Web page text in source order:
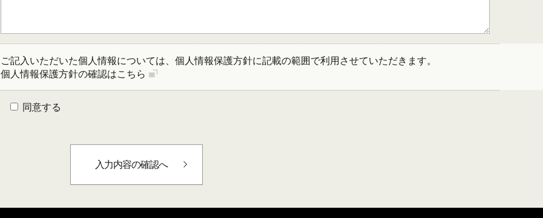
ご記入いただいた個人情報については、個人情報保護方針に記載の範囲で利用させていただきます。
個人情報保護方針の確認はこちら
同意する
入力内容の確認へ